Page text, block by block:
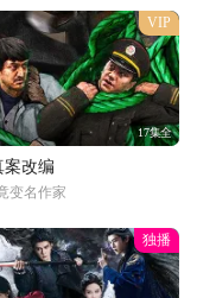
VIP
17集全
案改编
变名作家
独播